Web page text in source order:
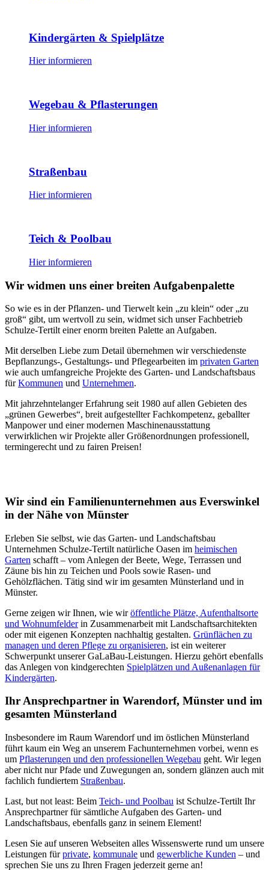
Kindergärten & Spielplätze
Hier informieren
Wegebau & Pflasterungen
Hier informieren
Straßenbau
Hier informieren
Teich & Poolbau
Hier informieren
Wir widmen uns einer breiten Aufgabenpalette
So wie es in der Pflanzen- und Tierwelt kein „zu klein“ oder „zu
groß“ gibt, um wertvoll zu sein, widmet sich unser Fachbetrieb
Schulze-Tertilt einer enorm breiten Palette an Aufgaben.
Mit derselben Liebe zum Detail übernehmen wir verschiedenste
Bepflanzungs-, Gestaltungs- und Pflegearbeiten im privaten Garten
wie auch umfangreiche Projekte des Garten- und Landschaftsbaus
fürKommunen und Unternehmen.
Mit jahrzehntelanger Erfahrung seit 1980 auf allen Gebieten des
„grünen Gewerbes“, breit aufgestellter Fachkompetenz, geballter
Manpower und einer modernen Maschinenausstattung
verwirklichen wir Projekte aller Größenordnungen professionell,
termingerecht und zu fairen Preisen!
Wir sind ein Familienunternehmen aus Everswinkel
in der Nähe von Münster
Erleben Sie selbst, wie das Garten- und Landschaftsbau
Unternehmen Schulze-Tertilt natürliche Oasen im heimischen
Garten schafft – vom Anlegen der Beete, Wege, Terrassen und
Zäune bis hin zu Teichen und Pools sowie Rasen- und
Gehölzflächen. Tätig sind wir im gesamten Münsterland und in
Münster.
Gerne zeigen wir Ihnen, wie wiröffentliche Plätze, Aufenthaltsorte
und Wohnumfelderin Zusammenarbeit mit Landschaftsarchitekten
oder mit eigenen Konzepten nachhaltig gestalten. Grünflächen zu
managen und deren Pflege zu organisieren, ist ein weiterer
Schwerpunkt unserer GaLaBau-Leistungen. Hierzu gehört ebenfalls
das Anlegen von kindgerechten Spielplätzen und Außenanlagen für
Kindergärten.
Ihr Ansprechpartner in Warendorf, Münster und im
gesamten Münsterland
Insbesondere im Raum Warendorf und im östlichen Münsterland
führt kaum ein Weg an unserem Fachunternehmen vorbei, wenn es
um Pflasterungen und den professionellen Wegebau geht. Wir legen
aber nicht nur Pfade und Zuwegungen an, sondern glänzen auch mit
fachlich fundiertem Straßenbau.
Last, but not least: Beim Teich- und Poolbau ist Schulze-Tertilt Ihr
Ansprechpartner für sämtliche Aufgaben des Garten- und
Landschaftsbaus, ebenfalls ganz in seinem Element!
Lesen Sie auf unseren Webseiten alles Wissenswerte rund um unsere
Leistungen fürprivate, kommunale und gewerbliche Kunden – und
sprechen Sie uns zu Ihren Fragen jederzeit gerne an!